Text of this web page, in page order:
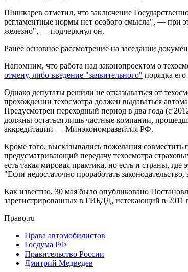
Шишкарев отметил, что заключение
регламентные нормы нет особого смысла", — при
железно", — подчеркнул он.
Ранее основное рассмотрение на заседании
Напомним, что работа над законопроектом о
отмену, либо введение "заявительного" порядка
Однако депутаты решили не отказываться от
прохождении техосмотра должен выдаваться
Предусмотрен переходный период в два года (с
должны остаться лишь частные компании,
аккредитации — Минэкономразвития РФ.
Кроме того, высказывались пожелания совместить
предусматривающий передачу техосмотра
есть такая мировая практика, но есть и страны,
"Если недостаточно проработать
Как известно, 30 мая было опубликовано
зарегистрированных в ГИБДД, истекающий в 2011
Право.ru
Права автомобилистов
Госдума РФ
Правительство России
Дмитрий Медведев